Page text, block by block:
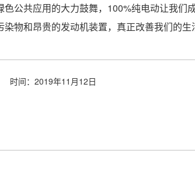
公共应用的大力鼓舞，100%纯电动让我们
物和昂贵的发动机装置，真正改善我们的生
时间：2019年11月12日